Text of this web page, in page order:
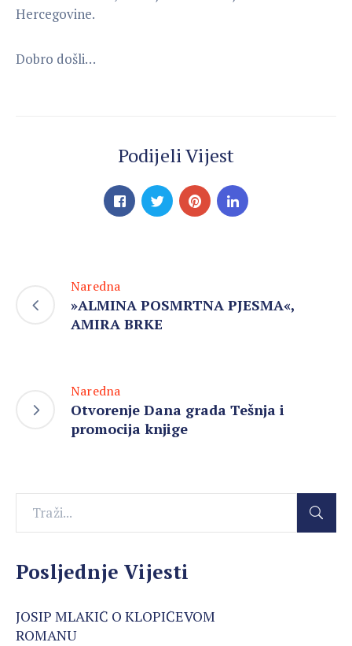
Hercegovine.
Dobro došli…
Podijeli Vijest
Naredna
»ALMINA POSMRTNA PJESMA«,
AMIRA BRKE
Naredna
Otvorenje Dana grada Tešnja i
promocija knjige
Posljednje Vijesti
JOSIP MLAKIĆ O KLOPIĆEVOM
ROMANU